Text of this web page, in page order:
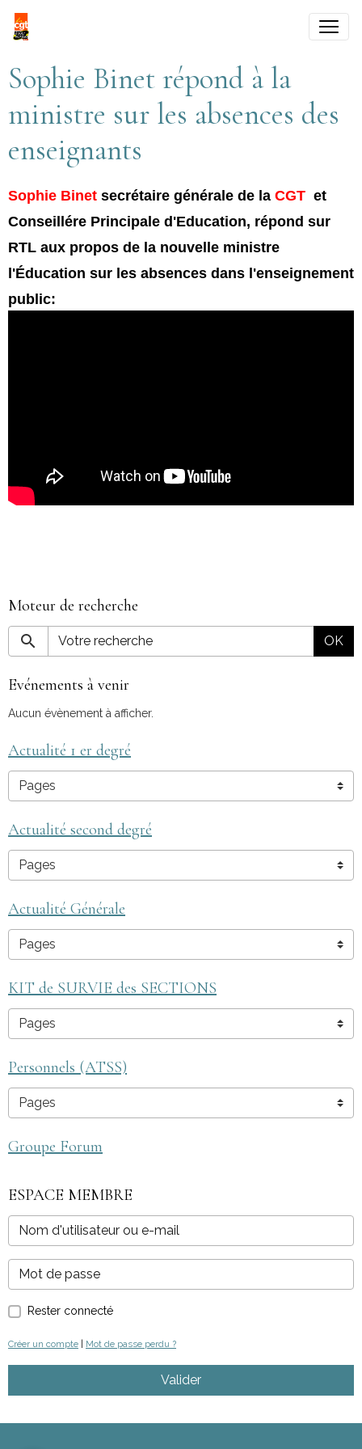
Sophie Binet répond à la
ministre sur les absences des
enseignants
Sophie Binet secrétaire générale de la CGT et
Conseillére Principale d'Education, répond sur
RTL aux propos de la nouvelle ministre
l'Éducation sur les absences dans l'enseignement
public:
Moteur de recherche
OK
Evénements à venir
Aucun évènement à afficher.
Actualité 1 er degré
Actualité second degré
Actualité Générale
KIT de SURVIE des SECTIONS
Personnels (ATSS)
Groupe Forum
ESPACE MEMBRE
Rester connecté
Créer un compte | Mot de passe perdu ?
Valider